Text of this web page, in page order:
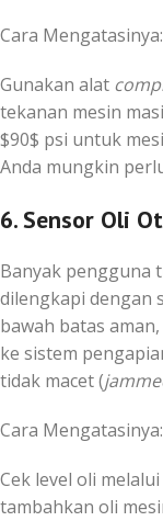
Cara Mengatasinya:
Gunakan alat
tekanan mesin
$90$ psi untuk
Anda mungkin
6. Sensor Oli
Banyak pengguna
dilengkapi dengan
bawah batas
ke sistem
tidak macet (
Cara Mengatasinya:
Cek level oli
tambahkan oli